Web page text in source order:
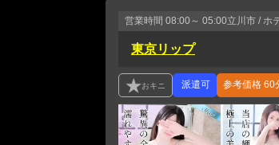
営業時間 08:00～ 05:00立川市 / ホ
東京リップ
参考価格 60